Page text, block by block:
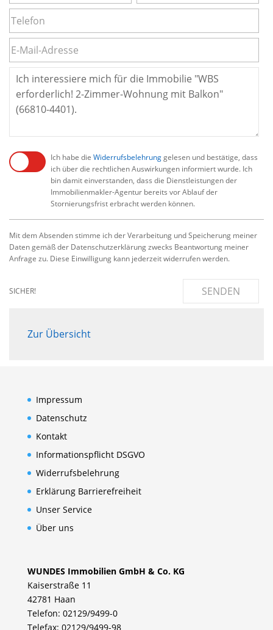
Ich habe die Widerrufsbelehrunggelesen und bestätige, dass
ich über die rechtlichen Auswirkungen informiert wurde. Ich
bin damit einverstanden, dass die Dienstleistungen der
Immobilienmakler-Agentur bereits vor Ablauf der
Stornierungsfrist erbracht werden können.
Mit dem Absenden stimme ich der Verarbeitung und Speicherung meiner
Daten gemäß der Datenschutzerklärung zwecks Beantwortung meiner
Anfrage zu. Diese Einwilligung kann jederzeit widerrufen werden.
SICHER! SENDEN
Zur Übersicht
Impressum
Datenschutz
Kontakt
Informationspflicht DSGVO
Widerrufsbelehrung
Erklärung Barrierefreiheit
Unser Service
Über uns
WUNDES Immobilien GmbH & Co. KG
Kaiserstraße 11
42781 Haan
Telefon: 02129/9499-0
Telefax: 02129/9499-98